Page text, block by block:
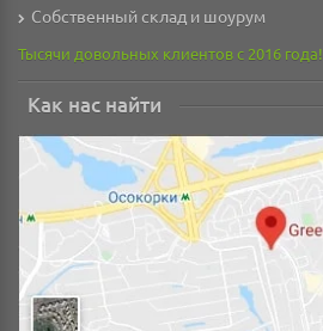
Собственный склад и шоурум
Тысячи довольных клиентов с 2016 года!
Как нас найти